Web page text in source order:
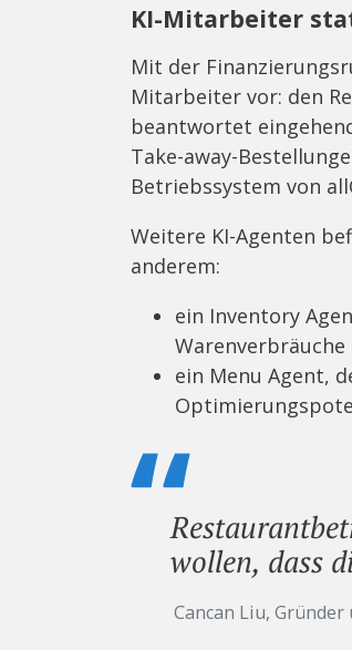
KI-Mitarbeiter
Mit der
Mitarbeiter vor: den
beantwortet
Take-away-
Betriebssystem von
Weitere KI-Agenten
anderem:
ein Inventory
ein Menu Agent,
wollen, dass
Cancan Liu, Gründer